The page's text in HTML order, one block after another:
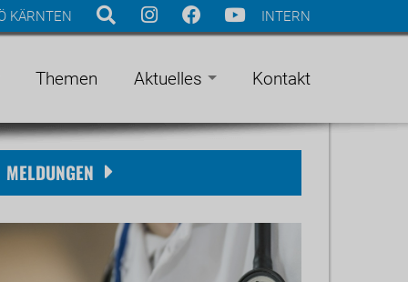
INTERN
KÄRNTEN
Themen Aktuelles Kontakt
MELDUNGEN